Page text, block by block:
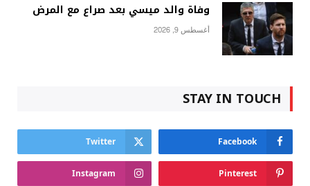
وفاة والد ميسي بعد صراع مع المرض
أغسطس 9, 2026
STAY IN TOUCH
Facebook
Twitter
Pinterest
Instagram